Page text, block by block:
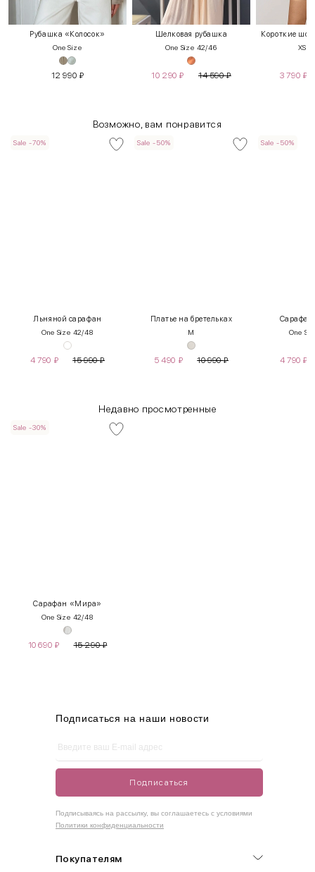
Рубашка «Колосок»
One Size
12 990 ₽
Шелковая рубашка
One Size 42/46
10 290 ₽ 14 590₽
Короткие
XS
3 790 ₽
Возможно, вам понравится
Sale -70%
Льняной сарафан
One Size 42/48
4 790 ₽ 15 990₽
Sale -50%
Платье на бретельках
M
5 490 ₽ 10 990₽
Sale -50%
Сарафан
One
4 790 ₽
Недавно просмотренные
Sale -30%
Сарафан «Мира»
One Size 42/48
10 690 ₽ 15 290₽
42-44
42-50
Как правильно себя обмерить
Измеряется по самым выступающим точкам.
Покупателям
Подписаться на наши новости
Подписаться
Подписываясь на рассылку, вы соглашаетесь с условиями
Политики конфиденциальности